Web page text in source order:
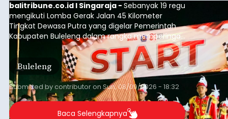
balitribune.co.id I Singaraja - Sebanyak 19 regu
mengikuti Lomba Gerak Jalan 45 Kilometer
Tingkat Dewasa Putra yang digelar Pemerintah
Kabupaten Buleleng dalam rangka memperingati
HUT ke-81 Kemerdekaan Republik Indonesia.
Lomba resmi dimulai dari Lapangan Sepak Bola
Desa Celukan Bawang, Sabtu (8/8/2026) malam.
Buleleng
Submitted bycontributoron Sun, 08/09/2026 - 18:32
Baca Selengkapnya